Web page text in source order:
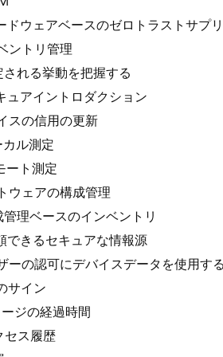
ドウェアベースのゼロトラストサプ
ントリ管理
される挙動を把握する
ュアイントロダクション
スの信用の更新
カル測定
ート測定
ウェアの構成管理
管理ベースのインベントリ
できるセキュアな情報源
ーの認可にデバイスデータを使用する
サイン
ジの経過時間
セス履歴